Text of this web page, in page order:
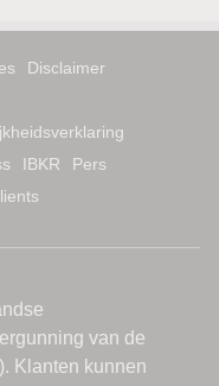
Disclaimer
IBKR
Pers